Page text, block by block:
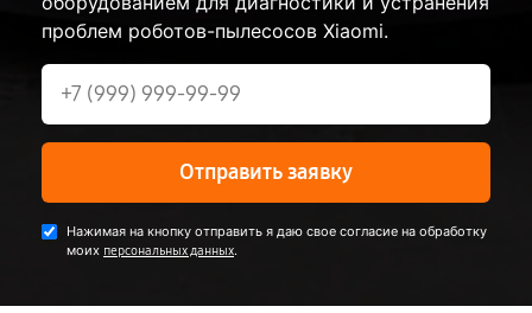
проблем роботов-пылесосов Xiaomi.
Отправить заявку
Нажимая на кнопку отправить я даю свое согласие на обработку
моих персональных данных.